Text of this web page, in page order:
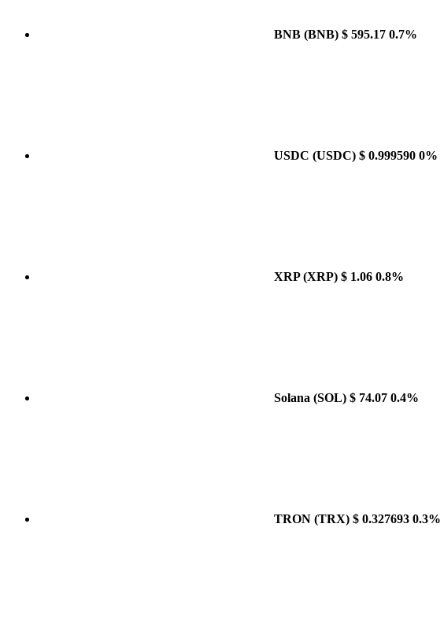
BNB (BNB) $ 595.17 0.7%
USDC (USDC) $ 0.999590 0%
XRP(XRP) $ 1.06 0.8%
Solana (SOL) $ 74.07 0.4%
TRON (TRX) $ 0.327693 0.3%